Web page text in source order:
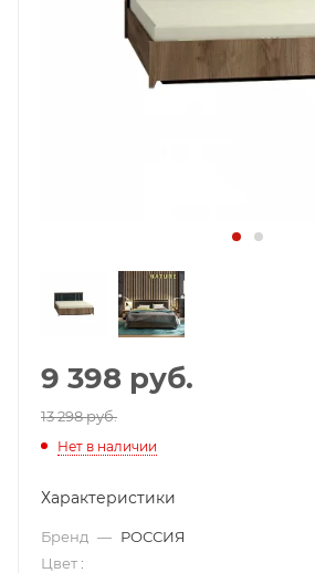
9 398 руб.
13 298 руб.
Нет в наличии
Характеристики
Бренд — РОССИЯ
Цвет :